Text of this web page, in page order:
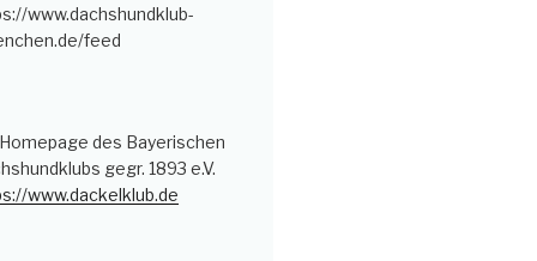
www.dachshundklub-
feed
des Bayerischen
gegr. 1893 e.V.
www.dackelklub.de